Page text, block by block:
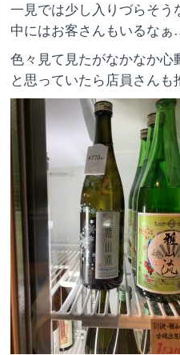
一見では少し入りづらそ
中にはお客さんもいるな
色々見て見たがなかなか
と思っていたら店員さん